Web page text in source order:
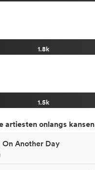
1.8k
1.5k
artiesten onlangs kansen
On Another Day